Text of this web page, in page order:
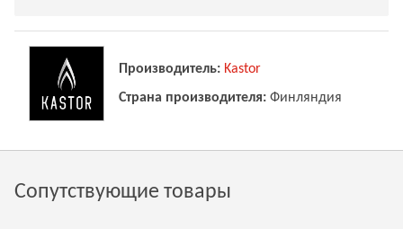
Производитель: Kastor
Страна производителя: Финляндия
Сопутствующие товары